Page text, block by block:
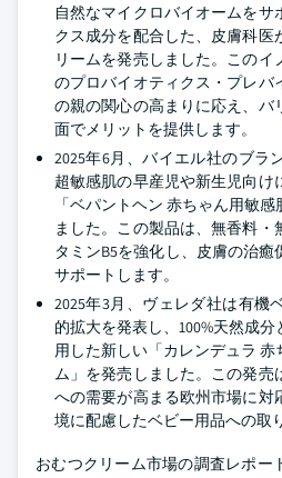
自然なマイクロバイオームをサ
クス成分を配合した、皮膚科医
リームを発売しました。この
のプロバイオティクス・プレバ
の親の関心の高まりに応え、バ
面でメリットを提供します。
2025年6月、バイエル社のブラ
超敏感肌の早産児や新生児向け
「ベパントヘン 赤ちゃん用敏
ました。この製品は、無香料
タミンB5を強化し、皮膚の治
サポートします。
2025年3月、ヴェレダ社は有機
的拡大を発表し、100%天然成
用した新しい「カレンデュラ
ム」を発売しました。この発売
への需要が高まる欧州市場に対
境に配慮したベビー用品への取
おむつクリーム市場の調査レポー